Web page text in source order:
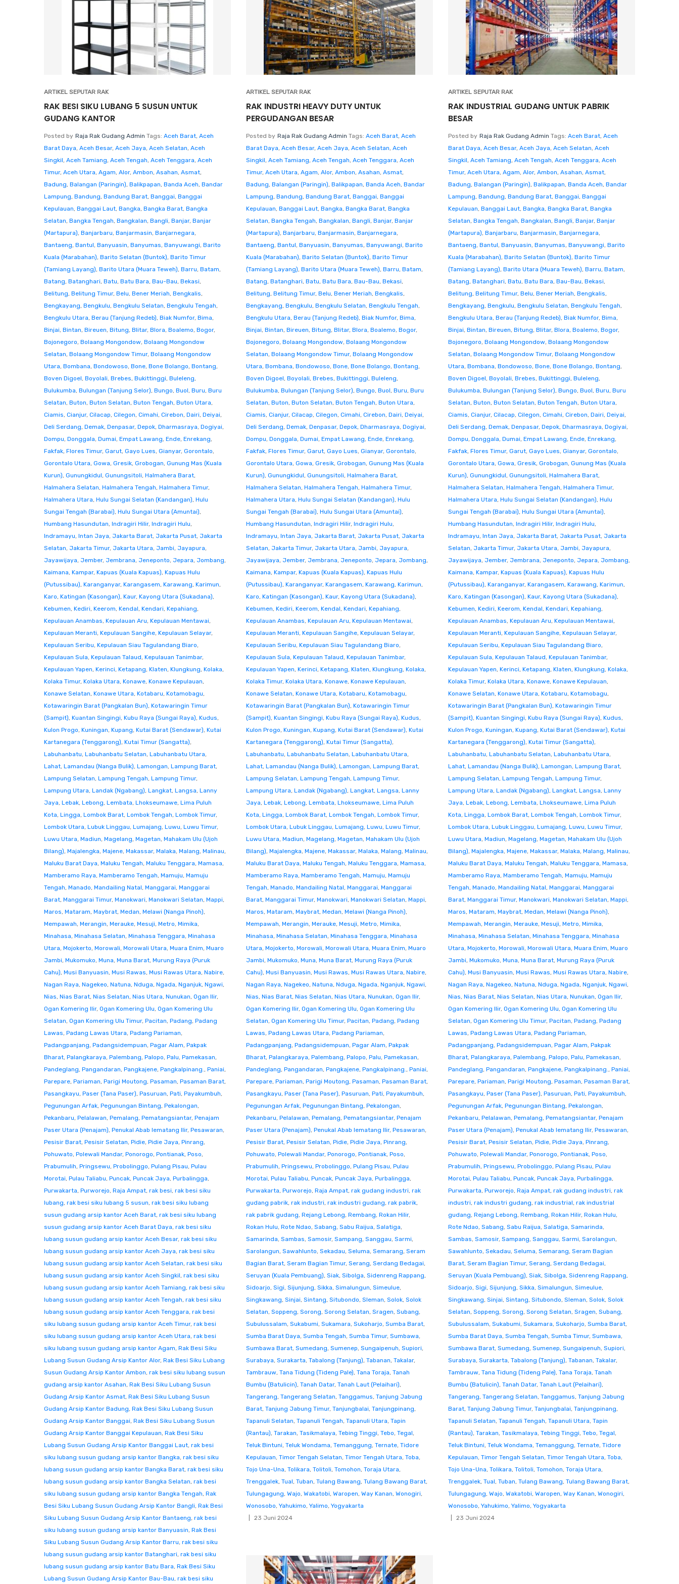
ARTIKEL SEPUTAR RAK
RAK BESI SIKU LUBANG 5 SUSUN UNTUK
GUDANG KANTOR
Posted by Raja Rak Gudang Admin Tags: Aceh Barat, Aceh
Barat Daya, Aceh Besar, Aceh Jaya, Aceh Selatan, Aceh
Singkil, Aceh Tamiang, Aceh Tengah, Aceh Tenggara, Aceh
Timur, Aceh Utara, Agam, Alor, Ambon, Asahan, Asmat,
Badung, Balangan (Paringin), Balikpapan, Banda Aceh, Bandar
Lampung, Bandung, Bandung Barat, Banggai, Banggai
Kepulauan, Banggai Laut, Bangka, Bangka Barat, Bangka
Selatan, Bangka Tengah, Bangkalan, Bangli, Banjar, Banjar
(Martapura), Banjarbaru, Banjarmasin, Banjarnegara,
Bantaeng, Bantul, Banyuasin, Banyumas, Banyuwangi, Barito
Kuala (Marabahan), Barito Selatan (Buntok), Barito Timur
(Tamiang Layang), Barito Utara (Muara Teweh), Barru, Batam,
Batang, Batanghari, Batu, Batu Bara, Bau-Bau, Bekasi,
Belitung, Belitung Timur, Belu, Bener Meriah, Bengkalis,
Bengkayang, Bengkulu, Bengkulu Selatan, Bengkulu Tengah,
Bengkulu Utara, Berau (Tanjung Redeb), Biak Numfor, Bima,
Binjai, Bintan, Bireuen, Bitung, Blitar, Blora, Boalemo, Bogor,
Bojonegoro, Bolaang Mongondow, Bolaang Mongondow
Selatan, Bolaang Mongondow Timur, Bolaang Mongondow
Utara, Bombana, Bondowoso, Bone, Bone Bolango, Bontang,
Boven Digoel, Boyolali, Brebes, Bukittinggi, Buleleng,
Bulukumba, Bulungan (Tanjung Selor), Bungo, Buol, Buru, Buru
Selatan, Buton, Buton Selatan, Buton Tengah, Buton Utara,
Ciamis, Cianjur, Cilacap, Cilegon, Cimahi, Cirebon, Dairi, Deiyai,
Deli Serdang, Demak, Denpasar, Depok, Dharmasraya, Dogiyai,
Dompu, Donggala, Dumai, Empat Lawang, Ende, Enrekang,
Fakfak, Flores Timur, Garut, Gayo Lues, Gianyar, Gorontalo,
Gorontalo Utara, Gowa, Gresik, Grobogan, Gunung Mas (Kuala
Kurun), Gunungkidul, Gunungsitoli, Halmahera Barat,
Halmahera Selatan, Halmahera Tengah, Halmahera Timur,
Halmahera Utara, Hulu Sungai Selatan (Kandangan), Hulu
Sungai Tengah (Barabai), Hulu Sungai Utara (Amuntai),
Humbang Hasundutan, Indragiri Hilir, Indragiri Hulu,
Indramayu, Intan Jaya, Jakarta Barat, Jakarta Pusat, Jakarta
Selatan, Jakarta Timur, Jakarta Utara, Jambi, Jayapura,
Jayawijaya, Jember, Jembrana, Jeneponto, Jepara, Jombang,
Kaimana, Kampar, Kapuas (Kuala Kapuas), Kapuas Hulu
(Putussibau), Karanganyar, Karangasem, Karawang, Karimun,
Karo, Katingan (Kasongan), Kaur, Kayong Utara (Sukadana),
Kebumen, Kediri, Keerom, Kendal, Kendari, Kepahiang,
Kepulauan Anambas, Kepulauan Aru, Kepulauan Mentawai,
Kepulauan Meranti, Kepulauan Sangihe, Kepulauan Selayar,
Kepulauan Seribu, Kepulauan Siau Tagulandang Biaro,
Kepulauan Sula, Kepulauan Talaud, Kepulauan Tanimbar,
Kepulauan Yapen, Kerinci, Ketapang, Klaten, Klungkung, Kolaka,
Kolaka Timur, Kolaka Utara, Konawe, Konawe Kepulauan,
Konawe Selatan, Konawe Utara, Kotabaru, Kotamobagu,
Kotawaringin Barat (Pangkalan Bun), Kotawaringin Timur
(Sampit), Kuantan Singingi, Kubu Raya (Sungai Raya), Kudus,
Kulon Progo, Kuningan, Kupang, Kutai Barat (Sendawar), Kutai
Kartanegara (Tenggarong), Kutai Timur (Sangatta),
Labuhanbatu, Labuhanbatu Selatan, Labuhanbatu Utara,
Lahat, Lamandau (Nanga Bulik), Lamongan, Lampung Barat,
Lampung Selatan, Lampung Tengah, Lampung Timur,
Lampung Utara, Landak (Ngabang), Langkat, Langsa, Lanny
Jaya, Lebak, Lebong, Lembata, Lhokseumawe, Lima Puluh
Kota, Lingga, Lombok Barat, Lombok Tengah, Lombok Timur,
Lombok Utara, Lubuk Linggau, Lumajang, Luwu, Luwu Timur,
Luwu Utara, Madiun, Magelang, Magetan, Mahakam Ulu (Ujoh
Bilang), Majalengka, Majene, Makassar, Malaka, Malang, Malinau,
Maluku Barat Daya, Maluku Tengah, Maluku Tenggara, Mamasa,
Mamberamo Raya, Mamberamo Tengah, Mamuju, Mamuju
Tengah, Manado, Mandailing Natal, Manggarai, Manggarai
Barat, Manggarai Timur, Manokwari, Manokwari Selatan, Mappi,
Maros, Mataram, Maybrat, Medan, Melawi (Nanga Pinoh),
Mempawah, Merangin, Merauke, Mesuji, Metro, Mimika,
Minahasa, Minahasa Selatan, Minahasa Tenggara, Minahasa
Utara, Mojokerto, Morowali, Morowali Utara, Muara Enim, Muaro
Jambi, Mukomuko, Muna, Muna Barat, Murung Raya (Puruk
Cahu), Musi Banyuasin, Musi Rawas, Musi Rawas Utara, Nabire,
Nagan Raya, Nagekeo, Natuna, Nduga, Ngada, Nganjuk, Ngawi,
Nias, Nias Barat, Nias Selatan, Nias Utara, Nunukan, Ogan Ilir,
Ogan Komering Ilir, Ogan Komering Ulu, Ogan Komering Ulu
Selatan, Ogan Komering Ulu Timur, Pacitan, Padang, Padang
Lawas, Padang Lawas Utara, Padang Pariaman,
Padangpanjang, Padangsidempuan, Pagar Alam, Pakpak
Bharat, Palangkaraya, Palembang, Palopo, Palu, Pamekasan,
Pandeglang, Pangandaran, Pangkajene, Pangkalpinang., Paniai,
Parepare, Pariaman, Parigi Moutong, Pasaman, Pasaman Barat,
Pasangkayu, Paser (Tana Paser), Pasuruan, Pati, Payakumbuh,
Pegunungan Arfak, Pegunungan Bintang, Pekalongan,
Pekanbaru, Pelalawan, Pemalang, Pematangsiantar, Penajam
Paser Utara (Penajam), Penukal Abab lematang Ilir, Pesawaran,
Pesisir Barat, Pesisir Selatan, Pidie, Pidie Jaya, Pinrang,
Pohuwato, Polewali Mandar, Ponorogo, Pontianak, Poso,
Prabumulih, Pringsewu, Probolinggo, Pulang Pisau, Pulau
Morotai, Pulau Taliabu, Puncak, Puncak Jaya, Purbalingga,
Purwakarta, Purworejo, Raja Ampat, rak besi, rak besi siku
lubang, rak besi siku lubang 5 susun, rak besi siku lubang
susun gudang arsip kantor Aceh Barat, rak besi siku lubang
susun gudang arsip kantor Aceh Barat Daya, rak besi siku
lubang susun gudang arsip kantor Aceh Besar, rak besi siku
lubang susun gudang arsip kantor Aceh Jaya, rak besi siku
lubang susun gudang arsip kantor Aceh Selatan, rak besi siku
lubang susun gudang arsip kantor Aceh Singkil, rak besi siku
lubang susun gudang arsip kantor Aceh Tamiang, rak besi siku
lubang susun gudang arsip kantor Aceh Tengah, rak besi siku
lubang susun gudang arsip kantor Aceh Tenggara, rak besi
siku lubang susun gudang arsip kantor Aceh Timur, rak besi
siku lubang susun gudang arsip kantor Aceh Utara, rak besi
siku lubang susun gudang arsip kantor Agam, Rak Besi Siku
Lubang Susun Gudang Arsip Kantor Alor, Rak Besi Siku Lubang
Susun Gudang Arsip Kantor Ambon, rak besi siku lubang susun
gudang arsip kantor Asahan, Rak Besi Siku Lubang Susun
Gudang Arsip Kantor Asmat, Rak Besi Siku Lubang Susun
Gudang Arsip Kantor Badung, Rak Besi Siku Lubang Susun
Gudang Arsip Kantor Banggai, Rak Besi Siku Lubang Susun
Gudang Arsip Kantor Banggai Kepulauan, Rak Besi Siku
Lubang Susun Gudang Arsip Kantor Banggai Laut, rak besi
siku lubang susun gudang arsip kantor Bangka, rak besi siku
lubang susun gudang arsip kantor Bangka Barat, rak besi siku
lubang susun gudang arsip kantor Bangka Selatan, rak besi
siku lubang susun gudang arsip kantor Bangka Tengah, Rak
Besi Siku Lubang Susun Gudang Arsip Kantor Bangli, Rak Besi
Siku Lubang Susun Gudang Arsip Kantor Bantaeng, rak besi
siku lubang susun gudang arsip kantor Banyuasin, Rak Besi
Siku Lubang Susun Gudang Arsip Kantor Barru, rak besi siku
lubang susun gudang arsip kantor Batanghari, rak besi siku
lubang susun gudang arsip kantor Batu Bara, Rak Besi Siku
Lubang Susun Gudang Arsip Kantor Bau-Bau, rak besi siku
ARTIKEL SEPUTAR RAK
RAK INDUSTRI HEAVY DUTY UNTUK
PERGUDANGAN BESAR
Posted by Raja Rak Gudang Admin Tags: Aceh Barat, Aceh
Barat Daya, Aceh Besar, Aceh Jaya, Aceh Selatan, Aceh
Singkil, Aceh Tamiang, Aceh Tengah, Aceh Tenggara, Aceh
Timur, Aceh Utara, Agam, Alor, Ambon, Asahan, Asmat,
Badung, Balangan (Paringin), Balikpapan, Banda Aceh, Bandar
Lampung, Bandung, Bandung Barat, Banggai, Banggai
Kepulauan, Banggai Laut, Bangka, Bangka Barat, Bangka
Selatan, Bangka Tengah, Bangkalan, Bangli, Banjar, Banjar
(Martapura), Banjarbaru, Banjarmasin, Banjarnegara,
Bantaeng, Bantul, Banyuasin, Banyumas, Banyuwangi, Barito
Kuala (Marabahan), Barito Selatan (Buntok), Barito Timur
(Tamiang Layang), Barito Utara (Muara Teweh), Barru, Batam,
Batang, Batanghari, Batu, Batu Bara, Bau-Bau, Bekasi,
Belitung, Belitung Timur, Belu, Bener Meriah, Bengkalis,
Bengkayang, Bengkulu, Bengkulu Selatan, Bengkulu Tengah,
Bengkulu Utara, Berau (Tanjung Redeb), Biak Numfor, Bima,
Binjai, Bintan, Bireuen, Bitung, Blitar, Blora, Boalemo, Bogor,
Bojonegoro, Bolaang Mongondow, Bolaang Mongondow
Selatan, Bolaang Mongondow Timur, Bolaang Mongondow
Utara, Bombana, Bondowoso, Bone, Bone Bolango, Bontang,
Boven Digoel, Boyolali, Brebes, Bukittinggi, Buleleng,
Bulukumba, Bulungan (Tanjung Selor), Bungo, Buol, Buru, Buru
Selatan, Buton, Buton Selatan, Buton Tengah, Buton Utara,
Ciamis, Cianjur, Cilacap, Cilegon, Cimahi, Cirebon, Dairi, Deiyai,
Deli Serdang, Demak, Denpasar, Depok, Dharmasraya, Dogiyai,
Dompu, Donggala, Dumai, Empat Lawang, Ende, Enrekang,
Fakfak, Flores Timur, Garut, Gayo Lues, Gianyar, Gorontalo,
Gorontalo Utara, Gowa, Gresik, Grobogan, Gunung Mas (Kuala
Kurun), Gunungkidul, Gunungsitoli, Halmahera Barat,
Halmahera Selatan, Halmahera Tengah, Halmahera Timur,
Halmahera Utara, Hulu Sungai Selatan (Kandangan), Hulu
Sungai Tengah (Barabai), Hulu Sungai Utara (Amuntai),
Humbang Hasundutan, Indragiri Hilir, Indragiri Hulu,
Indramayu, Intan Jaya, Jakarta Barat, Jakarta Pusat, Jakarta
Selatan, Jakarta Timur, Jakarta Utara, Jambi, Jayapura,
Jayawijaya, Jember, Jembrana, Jeneponto, Jepara, Jombang,
Kaimana, Kampar, Kapuas (Kuala Kapuas), Kapuas Hulu
(Putussibau), Karanganyar, Karangasem, Karawang, Karimun,
Karo, Katingan (Kasongan), Kaur, Kayong Utara (Sukadana),
Kebumen, Kediri, Keerom, Kendal, Kendari, Kepahiang,
Kepulauan Anambas, Kepulauan Aru, Kepulauan Mentawai,
Kepulauan Meranti, Kepulauan Sangihe, Kepulauan Selayar,
Kepulauan Seribu, Kepulauan Siau Tagulandang Biaro,
Kepulauan Sula, Kepulauan Talaud, Kepulauan Tanimbar,
Kepulauan Yapen, Kerinci, Ketapang, Klaten, Klungkung, Kolaka,
Kolaka Timur, Kolaka Utara, Konawe, Konawe Kepulauan,
Konawe Selatan, Konawe Utara, Kotabaru, Kotamobagu,
Kotawaringin Barat (Pangkalan Bun), Kotawaringin Timur
(Sampit), Kuantan Singingi, Kubu Raya (Sungai Raya), Kudus,
Kulon Progo, Kuningan, Kupang, Kutai Barat (Sendawar), Kutai
Kartanegara (Tenggarong), Kutai Timur (Sangatta),
Labuhanbatu, Labuhanbatu Selatan, Labuhanbatu Utara,
Lahat, Lamandau (Nanga Bulik), Lamongan, Lampung Barat,
Lampung Selatan, Lampung Tengah, Lampung Timur,
Lampung Utara, Landak (Ngabang), Langkat, Langsa, Lanny
Jaya, Lebak, Lebong, Lembata, Lhokseumawe, Lima Puluh
Kota, Lingga, Lombok Barat, Lombok Tengah, Lombok Timur,
Lombok Utara, Lubuk Linggau, Lumajang, Luwu, Luwu Timur,
Luwu Utara, Madiun, Magelang, Magetan, Mahakam Ulu (Ujoh
Bilang), Majalengka, Majene, Makassar, Malaka, Malang, Malinau,
Maluku Barat Daya, Maluku Tengah, Maluku Tenggara, Mamasa,
Mamberamo Raya, Mamberamo Tengah, Mamuju, Mamuju
Tengah, Manado, Mandailing Natal, Manggarai, Manggarai
Barat, Manggarai Timur, Manokwari, Manokwari Selatan, Mappi,
Maros, Mataram, Maybrat, Medan, Melawi (Nanga Pinoh),
Mempawah, Merangin, Merauke, Mesuji, Metro, Mimika,
Minahasa, Minahasa Selatan, Minahasa Tenggara, Minahasa
Utara, Mojokerto, Morowali, Morowali Utara, Muara Enim, Muaro
Jambi, Mukomuko, Muna, Muna Barat, Murung Raya (Puruk
Cahu), Musi Banyuasin, Musi Rawas, Musi Rawas Utara, Nabire,
Nagan Raya, Nagekeo, Natuna, Nduga, Ngada, Nganjuk, Ngawi,
Nias, Nias Barat, Nias Selatan, Nias Utara, Nunukan, Ogan Ilir,
Ogan Komering Ilir, Ogan Komering Ulu, Ogan Komering Ulu
Selatan, Ogan Komering Ulu Timur, Pacitan, Padang, Padang
Lawas, Padang Lawas Utara, Padang Pariaman,
Padangpanjang, Padangsidempuan, Pagar Alam, Pakpak
Bharat, Palangkaraya, Palembang, Palopo, Palu, Pamekasan,
Pandeglang, Pangandaran, Pangkajene, Pangkalpinang., Paniai,
Parepare, Pariaman, Parigi Moutong, Pasaman, Pasaman Barat,
Pasangkayu, Paser (Tana Paser), Pasuruan, Pati, Payakumbuh,
Pegunungan Arfak, Pegunungan Bintang, Pekalongan,
Pekanbaru, Pelalawan, Pemalang, Pematangsiantar, Penajam
Paser Utara (Penajam), Penukal Abab lematang Ilir, Pesawaran,
Pesisir Barat, Pesisir Selatan, Pidie, Pidie Jaya, Pinrang,
Pohuwato, Polewali Mandar, Ponorogo, Pontianak, Poso,
Prabumulih, Pringsewu, Probolinggo, Pulang Pisau, Pulau
Morotai, Pulau Taliabu, Puncak, Puncak Jaya, Purbalingga,
Purwakarta, Purworejo, Raja Ampat, rak gudang industri, rak
gudang pabrik, rak industri, rak industri gudang, rak pabrik,
rak pabrik gudang, Rejang Lebong, Rembang, Rokan Hilir,
Rokan Hulu, Rote Ndao, Sabang, Sabu Raijua, Salatiga,
Samarinda, Sambas, Samosir, Sampang, Sanggau, Sarmi,
Sarolangun, Sawahlunto, Sekadau, Seluma, Semarang, Seram
Bagian Barat, Seram Bagian Timur, Serang, Serdang Bedagai,
Seruyan (Kuala Pembuang), Siak, Sibolga, Sidenreng Rappang,
Sidoarjo, Sigi, Sijunjung, Sikka, Simalungun, Simeulue,
Singkawang, Sinjai, Sintang, Situbondo, Sleman, Solok, Solok
Selatan, Soppeng, Sorong, Sorong Selatan, Sragen, Subang,
Subulussalam, Sukabumi, Sukamara, Sukoharjo, Sumba Barat,
Sumba Barat Daya, Sumba Tengah, Sumba Timur, Sumbawa,
Sumbawa Barat, Sumedang, Sumenep, Sungaipenuh, Supiori,
Surabaya, Surakarta, Tabalong (Tanjung), Tabanan, Takalar,
Tambrauw, Tana Tidung (Tideng Pale), Tana Toraja, Tanah
Bumbu (Batulicin), Tanah Datar, Tanah Laut (Pelaihari),
Tangerang, Tangerang Selatan, Tanggamus, Tanjung Jabung
Barat, Tanjung Jabung Timur, Tanjungbalai, Tanjungpinang,
Tapanuli Selatan, Tapanuli Tengah, Tapanuli Utara, Tapin
(Rantau), Tarakan, Tasikmalaya, Tebing Tinggi, Tebo, Tegal,
Teluk Bintuni, Teluk Wondama, Temanggung, Ternate, Tidore
Kepulauan, Timor Tengah Selatan, Timor Tengah Utara, Toba,
Tojo Una-Una, Tolikara, Tolitoli, Tomohon, Toraja Utara,
Trenggalek, Tual, Tuban, Tulang Bawang, Tulang Bawang Barat,
Tulungagung, Wajo, Wakatobi, Waropen, Way Kanan, Wonogiri,
Wonosobo, Yahukimo, Yalimo, Yogyakarta
23 Juni 2024
ARTIKEL SEPUTAR RAK
RAK INDUSTRIAL GUDANG UNTUK PABRIK
BESAR
Posted by Raja Rak Gudang Admin Tags: Aceh Barat, Aceh
Barat Daya, Aceh Besar, Aceh Jaya, Aceh Selatan, Aceh
Singkil, Aceh Tamiang, Aceh Tengah, Aceh Tenggara, Aceh
Timur, Aceh Utara, Agam, Alor, Ambon, Asahan, Asmat,
Badung, Balangan (Paringin), Balikpapan, Banda Aceh, Bandar
Lampung, Bandung, Bandung Barat, Banggai, Banggai
Kepulauan, Banggai Laut, Bangka, Bangka Barat, Bangka
Selatan, Bangka Tengah, Bangkalan, Bangli, Banjar, Banjar
(Martapura), Banjarbaru, Banjarmasin, Banjarnegara,
Bantaeng, Bantul, Banyuasin, Banyumas, Banyuwangi, Barito
Kuala (Marabahan), Barito Selatan (Buntok), Barito Timur
(Tamiang Layang), Barito Utara (Muara Teweh), Barru, Batam,
Batang, Batanghari, Batu, Batu Bara, Bau-Bau, Bekasi,
Belitung, Belitung Timur, Belu, Bener Meriah, Bengkalis,
Bengkayang, Bengkulu, Bengkulu Selatan, Bengkulu Tengah,
Bengkulu Utara, Berau (Tanjung Redeb), Biak Numfor, Bima,
Binjai, Bintan, Bireuen, Bitung, Blitar, Blora, Boalemo, Bogor,
Bojonegoro, Bolaang Mongondow, Bolaang Mongondow
Selatan, Bolaang Mongondow Timur, Bolaang Mongondow
Utara, Bombana, Bondowoso, Bone, Bone Bolango, Bontang,
Boven Digoel, Boyolali, Brebes, Bukittinggi, Buleleng,
Bulukumba, Bulungan (Tanjung Selor), Bungo, Buol, Buru, Buru
Selatan, Buton, Buton Selatan, Buton Tengah, Buton Utara,
Ciamis, Cianjur, Cilacap, Cilegon, Cimahi, Cirebon, Dairi, Deiyai,
Deli Serdang, Demak, Denpasar, Depok, Dharmasraya, Dogiyai,
Dompu, Donggala, Dumai, Empat Lawang, Ende, Enrekang,
Fakfak, Flores Timur, Garut, Gayo Lues, Gianyar, Gorontalo,
Gorontalo Utara, Gowa, Gresik, Grobogan, Gunung Mas (Kuala
Kurun), Gunungkidul, Gunungsitoli, Halmahera Barat,
Halmahera Selatan, Halmahera Tengah, Halmahera Timur,
Halmahera Utara, Hulu Sungai Selatan (Kandangan), Hulu
Sungai Tengah (Barabai), Hulu Sungai Utara (Amuntai),
Humbang Hasundutan, Indragiri Hilir, Indragiri Hulu,
Indramayu, Intan Jaya, Jakarta Barat, Jakarta Pusat, Jakarta
Selatan, Jakarta Timur, Jakarta Utara, Jambi, Jayapura,
Jayawijaya, Jember, Jembrana, Jeneponto, Jepara, Jombang,
Kaimana, Kampar, Kapuas (Kuala Kapuas), Kapuas Hulu
(Putussibau), Karanganyar, Karangasem, Karawang, Karimun,
Karo, Katingan (Kasongan), Kaur, Kayong Utara (Sukadana),
Kebumen, Kediri, Keerom, Kendal, Kendari, Kepahiang,
Kepulauan Anambas, Kepulauan Aru, Kepulauan Mentawai,
Kepulauan Meranti, Kepulauan Sangihe, Kepulauan Selayar,
Kepulauan Seribu, Kepulauan Siau Tagulandang Biaro,
Kepulauan Sula, Kepulauan Talaud, Kepulauan Tanimbar,
Kepulauan Yapen, Kerinci, Ketapang, Klaten, Klungkung, Kolaka,
Kolaka Timur, Kolaka Utara, Konawe, Konawe Kepulauan,
Konawe Selatan, Konawe Utara, Kotabaru, Kotamobagu,
Kotawaringin Barat (Pangkalan Bun), Kotawaringin Timur
(Sampit), Kuantan Singingi, Kubu Raya (Sungai Raya), Kudus,
Kulon Progo, Kuningan, Kupang, Kutai Barat (Sendawar), Kutai
Kartanegara (Tenggarong), Kutai Timur (Sangatta),
Labuhanbatu, Labuhanbatu Selatan, Labuhanbatu Utara,
Lahat, Lamandau (Nanga Bulik), Lamongan, Lampung Barat,
Lampung Selatan, Lampung Tengah, Lampung Timur,
Lampung Utara, Landak (Ngabang), Langkat, Langsa, Lanny
Jaya, Lebak, Lebong, Lembata, Lhokseumawe, Lima Puluh
Kota, Lingga, Lombok Barat, Lombok Tengah, Lombok Timur,
Lombok Utara, Lubuk Linggau, Lumajang, Luwu, Luwu Timur,
Luwu Utara, Madiun, Magelang, Magetan, Mahakam Ulu (Ujoh
Bilang), Majalengka, Majene, Makassar, Malaka, Malang, Malinau,
Maluku Barat Daya, Maluku Tengah, Maluku Tenggara, Mamasa,
Mamberamo Raya, Mamberamo Tengah, Mamuju, Mamuju
Tengah, Manado, Mandailing Natal, Manggarai, Manggarai
Barat, Manggarai Timur, Manokwari, Manokwari Selatan, Mappi,
Maros, Mataram, Maybrat, Medan, Melawi (Nanga Pinoh),
Mempawah, Merangin, Merauke, Mesuji, Metro, Mimika,
Minahasa, Minahasa Selatan, Minahasa Tenggara, Minahasa
Utara, Mojokerto, Morowali, Morowali Utara, Muara Enim, Muaro
Jambi, Mukomuko, Muna, Muna Barat, Murung Raya (Puruk
Cahu), Musi Banyuasin, Musi Rawas, Musi Rawas Utara, Nabire,
Nagan Raya, Nagekeo, Natuna, Nduga, Ngada, Nganjuk, Ngawi,
Nias, Nias Barat, Nias Selatan, Nias Utara, Nunukan, Ogan Ilir,
Ogan Komering Ilir, Ogan Komering Ulu, Ogan Komering Ulu
Selatan, Ogan Komering Ulu Timur, Pacitan, Padang, Padang
Lawas, Padang Lawas Utara, Padang Pariaman,
Padangpanjang, Padangsidempuan, Pagar Alam, Pakpak
Bharat, Palangkaraya, Palembang, Palopo, Palu, Pamekasan,
Pandeglang, Pangandaran, Pangkajene, Pangkalpinang., Paniai,
Parepare, Pariaman, Parigi Moutong, Pasaman, Pasaman Barat,
Pasangkayu, Paser (Tana Paser), Pasuruan, Pati, Payakumbuh,
Pegunungan Arfak, Pegunungan Bintang, Pekalongan,
Pekanbaru, Pelalawan, Pemalang, Pematangsiantar, Penajam
Paser Utara (Penajam), Penukal Abab lematang Ilir, Pesawaran,
Pesisir Barat, Pesisir Selatan, Pidie, Pidie Jaya, Pinrang,
Pohuwato, Polewali Mandar, Ponorogo, Pontianak, Poso,
Prabumulih, Pringsewu, Probolinggo, Pulang Pisau, Pulau
Morotai, Pulau Taliabu, Puncak, Puncak Jaya, Purbalingga,
Purwakarta, Purworejo, Raja Ampat, rak gudang industri, rak
industri, rak industri gudang, rak industrial, rak industrial
gudang, Rejang Lebong, Rembang, Rokan Hilir, Rokan Hulu,
Rote Ndao, Sabang, Sabu Raijua, Salatiga, Samarinda,
Sambas, Samosir, Sampang, Sanggau, Sarmi, Sarolangun,
Sawahlunto, Sekadau, Seluma, Semarang, Seram Bagian
Barat, Seram Bagian Timur, Serang, Serdang Bedagai,
Seruyan (Kuala Pembuang), Siak, Sibolga, Sidenreng Rappang,
Sidoarjo, Sigi, Sijunjung, Sikka, Simalungun, Simeulue,
Singkawang, Sinjai, Sintang, Situbondo, Sleman, Solok, Solok
Selatan, Soppeng, Sorong, Sorong Selatan, Sragen, Subang,
Subulussalam, Sukabumi, Sukamara, Sukoharjo, Sumba Barat,
Sumba Barat Daya, Sumba Tengah, Sumba Timur, Sumbawa,
Sumbawa Barat, Sumedang, Sumenep, Sungaipenuh, Supiori,
Surabaya, Surakarta, Tabalong (Tanjung), Tabanan, Takalar,
Tambrauw, Tana Tidung (Tideng Pale), Tana Toraja, Tanah
Bumbu (Batulicin), Tanah Datar, Tanah Laut (Pelaihari),
Tangerang, Tangerang Selatan, Tanggamus, Tanjung Jabung
Barat, Tanjung Jabung Timur, Tanjungbalai, Tanjungpinang,
Tapanuli Selatan, Tapanuli Tengah, Tapanuli Utara, Tapin
(Rantau), Tarakan, Tasikmalaya, Tebing Tinggi, Tebo, Tegal,
Teluk Bintuni, Teluk Wondama, Temanggung, Ternate, Tidore
Kepulauan, Timor Tengah Selatan, Timor Tengah Utara, Toba,
Tojo Una-Una, Tolikara, Tolitoli, Tomohon, Toraja Utara,
Trenggalek, Tual, Tuban, Tulang Bawang, Tulang Bawang Barat,
Tulungagung, Wajo, Wakatobi, Waropen, Way Kanan, Wonogiri,
Wonosobo, Yahukimo, Yalimo, Yogyakarta
23 Juni 2024